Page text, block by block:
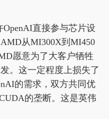
直接参与芯片设
从MI300X到MI450
愿意为了大客户牺牲
。这一定程度上损失了
的需求，双方共同优
的垄断。这是英伟